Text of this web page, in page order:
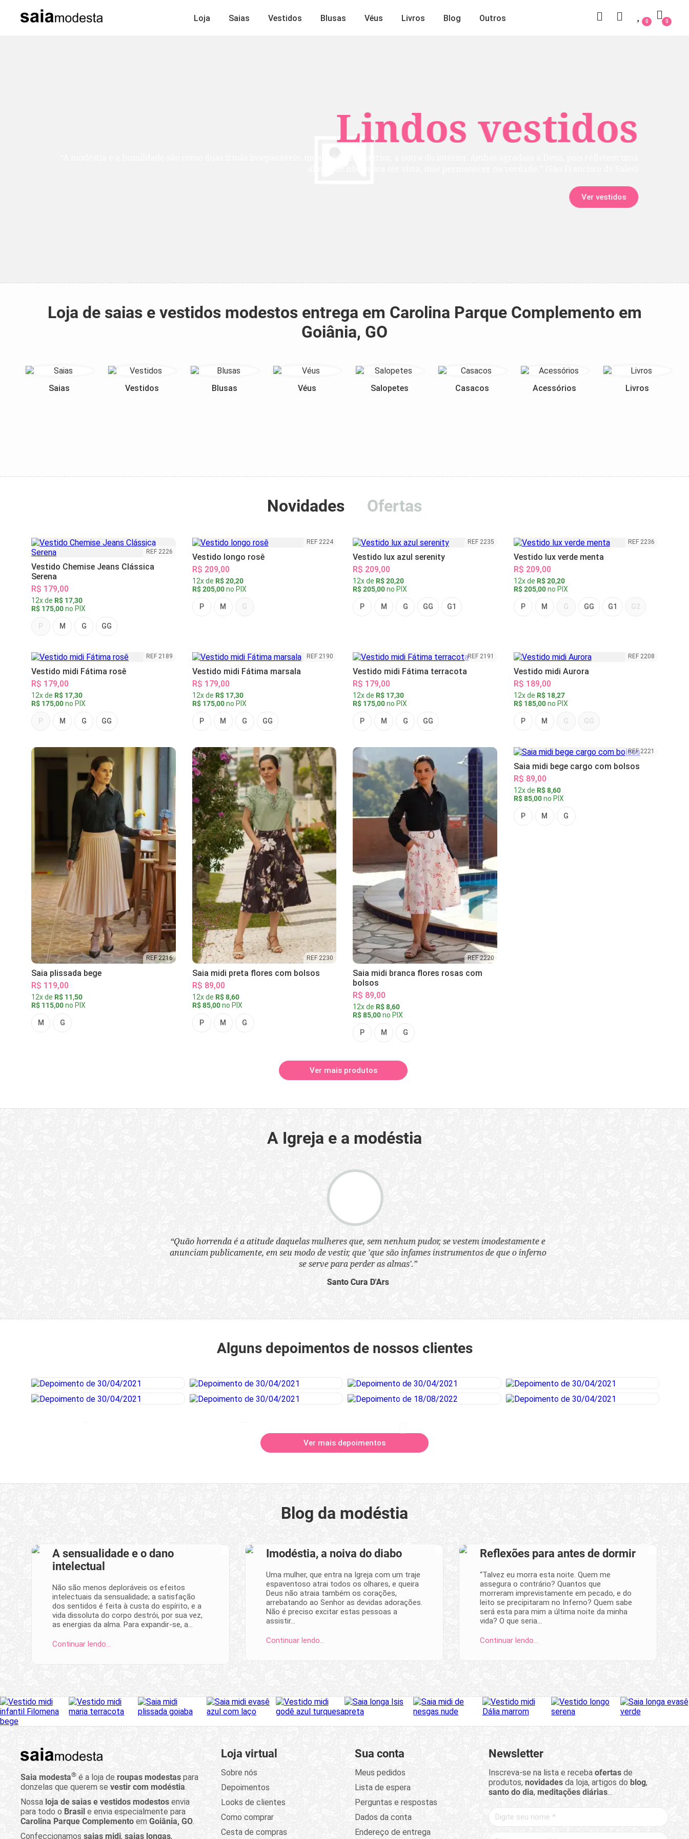
Lindos vestidos
Ver vestidos
Loja Saias Vestidos Blusas Véus Livros Blog Outros 0
0
Loja de saias e vestidos modestos entrega em Carolina Parque Complemento em
Goiânia, GO
Saias Vestidos Blusas Véus Salopetes Casacos Acessórios Livros
Novidades Ofertas
REF 2226
Vestido Chemise Jeans Clássica
Serena
R$ 179,00
12x de R$ 17,30
R$ 175,00no PIX
P M G GG
REF 2224
Vestido longo rosê
R$ 209,00
12x de R$ 20,20
R$ 205,00no PIX
P M G
REF 2235
Vestido lux azul serenity
R$ 209,00
12x de R$ 20,20
R$ 205,00no PIX
P M G GG G1
REF 2236
Vestido lux verde menta
R$ 209,00
12x de R$ 20,20
R$ 205,00no PIX
P M G GG G1 G2
REF 2189
Vestido midi Fátima rosê
R$ 179,00
12x de R$ 17,30
R$ 175,00no PIX
P M G GG
REF 2190
Vestido midi Fátima marsala
R$ 179,00
12x de R$ 17,30
R$ 175,00no PIX
P M G GG
REF 2191
Vestido midi Fátima terracota
R$ 179,00
12x de R$ 17,30
R$ 175,00no PIX
P M G GG
REF 2208
Vestido midi Aurora
R$ 189,00
12x de R$ 18,27
R$ 185,00no PIX
P M G GG
REF 2216
Saia plissada bege
R$ 119,00
12x de R$ 11,50
R$ 115,00no PIX
M G
REF 2230
Saia midi preta flores com bolsos
R$ 89,00
12x de R$ 8,60
R$ 85,00no PIX
P M G
REF 2220
Saia midi branca flores rosas com
bolsos
R$ 89,00
12x de R$ 8,60
R$ 85,00no PIX
P M G
REF 2221
Saia midi bege cargo com bolsos
R$ 89,00
12x de R$ 8,60
R$ 85,00no PIX
P M G
Ver mais produtos
A Igreja e a modéstia
“Quão horrenda é a atitude daquelas mulheres que, sem nenhum pudor, se vestem imodestamente e
anunciam publicamente, em seu modo de vestir, que 'que são infames instrumentos de que o inferno
se serve para perder as almas'.”
Santo Cura D'Ars
Alguns depoimentos de nossos clientes
Ver mais depoimentos
Blog da modéstia
A sensualidade e o dano
intelectual
Não são menos deploráveis os efeitos
intelectuais da sensualidade; a satisfação
dos sentidos é feita à custa do espírito, e a
vida dissoluta do corpo destrói, por sua vez,
as energias da alma. Para expandir-se, a…
Continuar lendo…
Imodéstia, a noiva do diabo
Uma mulher, que entra na Igreja com um traje
espaventoso atrai todos os olhares, e queira
Deus não atraia também os corações,
arrebatando ao Senhor as devidas adorações.
Não é preciso excitar estas pessoas a
assistir…
Continuar lendo…
Reflexões para antes de dormir
“Talvez eu morra esta noite. Quem me
assegura o contrário? Quantos que
morreram im­previstamente em pecado, e do
leito se precipitaram no Inferno? Quem sabe
será esta para mim a última noite da minha
vida? O que seria…
Continuar lendo…
Saia modesta® é a loja de roupas modestas para
donzelas que querem se vestir com modéstia.
Nossa loja de saias e vestidos modestos envia
para todo o Brasil e envia especialmente para
Carolina Parque Complemento em Goiânia, GO.
Confeccionamos saias midi, saias longas,
Loja virtual
Sobre nós
Depoimentos
Looks de clientes
Como comprar
Cesta de compras
Sua conta
Meus pedidos
Lista de espera
Perguntas e respostas
Dados da conta
Endereço de entrega
Newsletter
Inscreva-se na lista e receba ofertasde
produtos, novidadesda loja, artigos do blog,
santo do dia, meditações diárias...